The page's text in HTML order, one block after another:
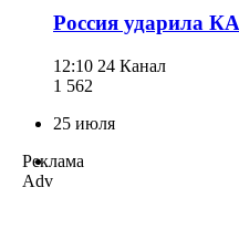
Россия ударила
12:10 24 Канал
1 562
25 июля
Реклама
Adv